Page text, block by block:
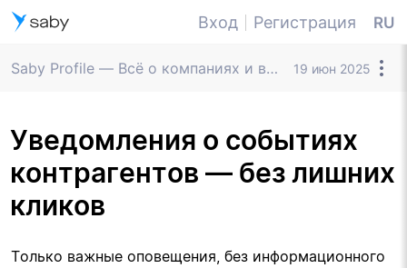
Вход Регистрация RU
Saby Profile — Всё о компаниях и владельцах 19 июн 2025
Уведомления о событиях
контрагентов — без лишних
кликов
Только важные оповещения, без информационного